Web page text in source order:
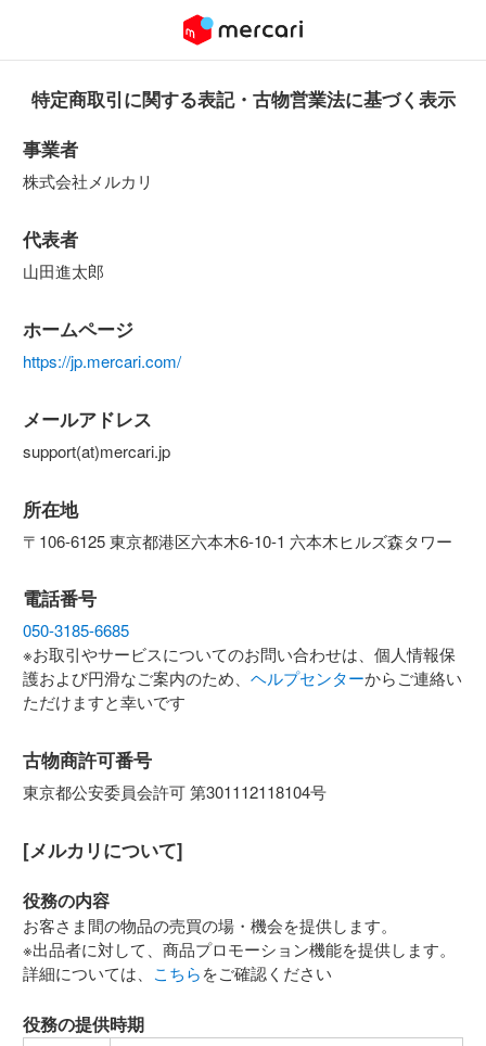
特定商取引に関する表記・古物営業法に基づく表示
事業者
株式会社メルカリ
代表者
山田進太郎
ホームページ
https://jp.mercari.com/
メールアドレス
support(at)mercari.jp
所在地
〒106-6125 東京都港区六本木6-10-1 六本木ヒルズ森タワー
電話番号
050-3185-6685
※お取引やサービスについてのお問い合わせは、個人情報保
護および円滑なご案内のため、 ヘルプセンターからご連絡い
ただけますと幸いです
古物商許可番号
東京都公安委員会許可 第301112118104号
[メルカリについて]
役務の内容
お客さま間の物品の売買の場・機会を提供します。
※出品者に対して、商品プロモーション機能を提供します。
詳細については、 こちらをご確認ください
役務の提供時期